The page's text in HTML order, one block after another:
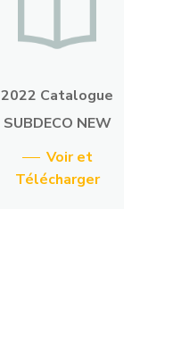
2022 Catalogue
SUBDECO NEW
Voir et
Télécharger